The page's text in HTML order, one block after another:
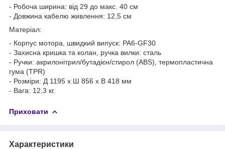
- Робоча ширина: від 29 до макс. 40 см
- Довжина кабелю живлення: 12,5 см
Матеріал:
- Корпус мотора, швидкий випуск: PA6-GF30
- Захисна кришка та колан, ручка вилки: сталь
- Ручки: акрилонітрил/бутадієн/стирол (ABS), термопластична
гума (TPR)
- Розміри: Д 1195 х Ш 856 х В 418 мм
- Вага: 12,3 кг.
Приховати
Характеристики